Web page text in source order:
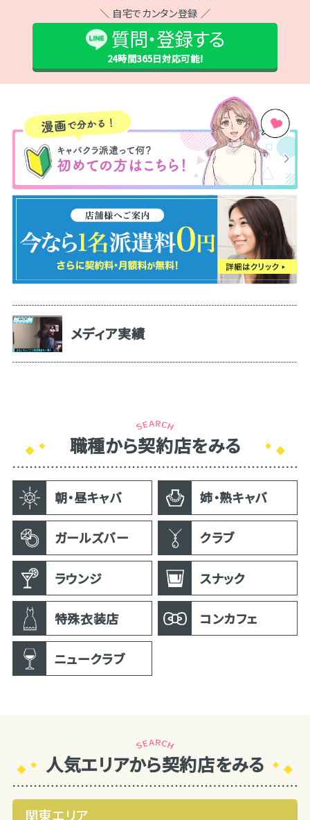
＼ 自宅でカンタン登録 ／
質問・登録する
24時間365日対応可能!
メディア実績
職種から契約店をみる
朝・昼キャバ 姉・熟キャバ
ガールズバー クラブ
ラウンジ スナック
特殊衣装店 コンカフェ
ニュークラブ
人気エリアから契約店をみる
関東エリア